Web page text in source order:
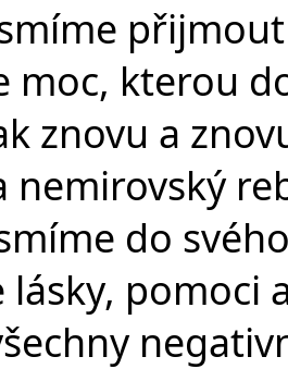
moc, kterou
znovu a
nemirovský
do
lásky, pomoci